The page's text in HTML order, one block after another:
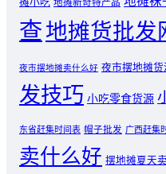
地摊新奇特产品
查地摊货批发
夜市摆地摊卖什么好 夜市摆地摊货
发技巧 小吃零食货源
东省赶集时间表 帽子批发 广西赶集
卖什么好 摆地摊夏天